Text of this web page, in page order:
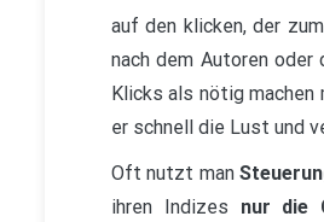
auf den klicken, der
nach dem Autoren
Klicks als nötig machen
er schnell die Lust und
Oft nutzt man
ihren Indizes nur die